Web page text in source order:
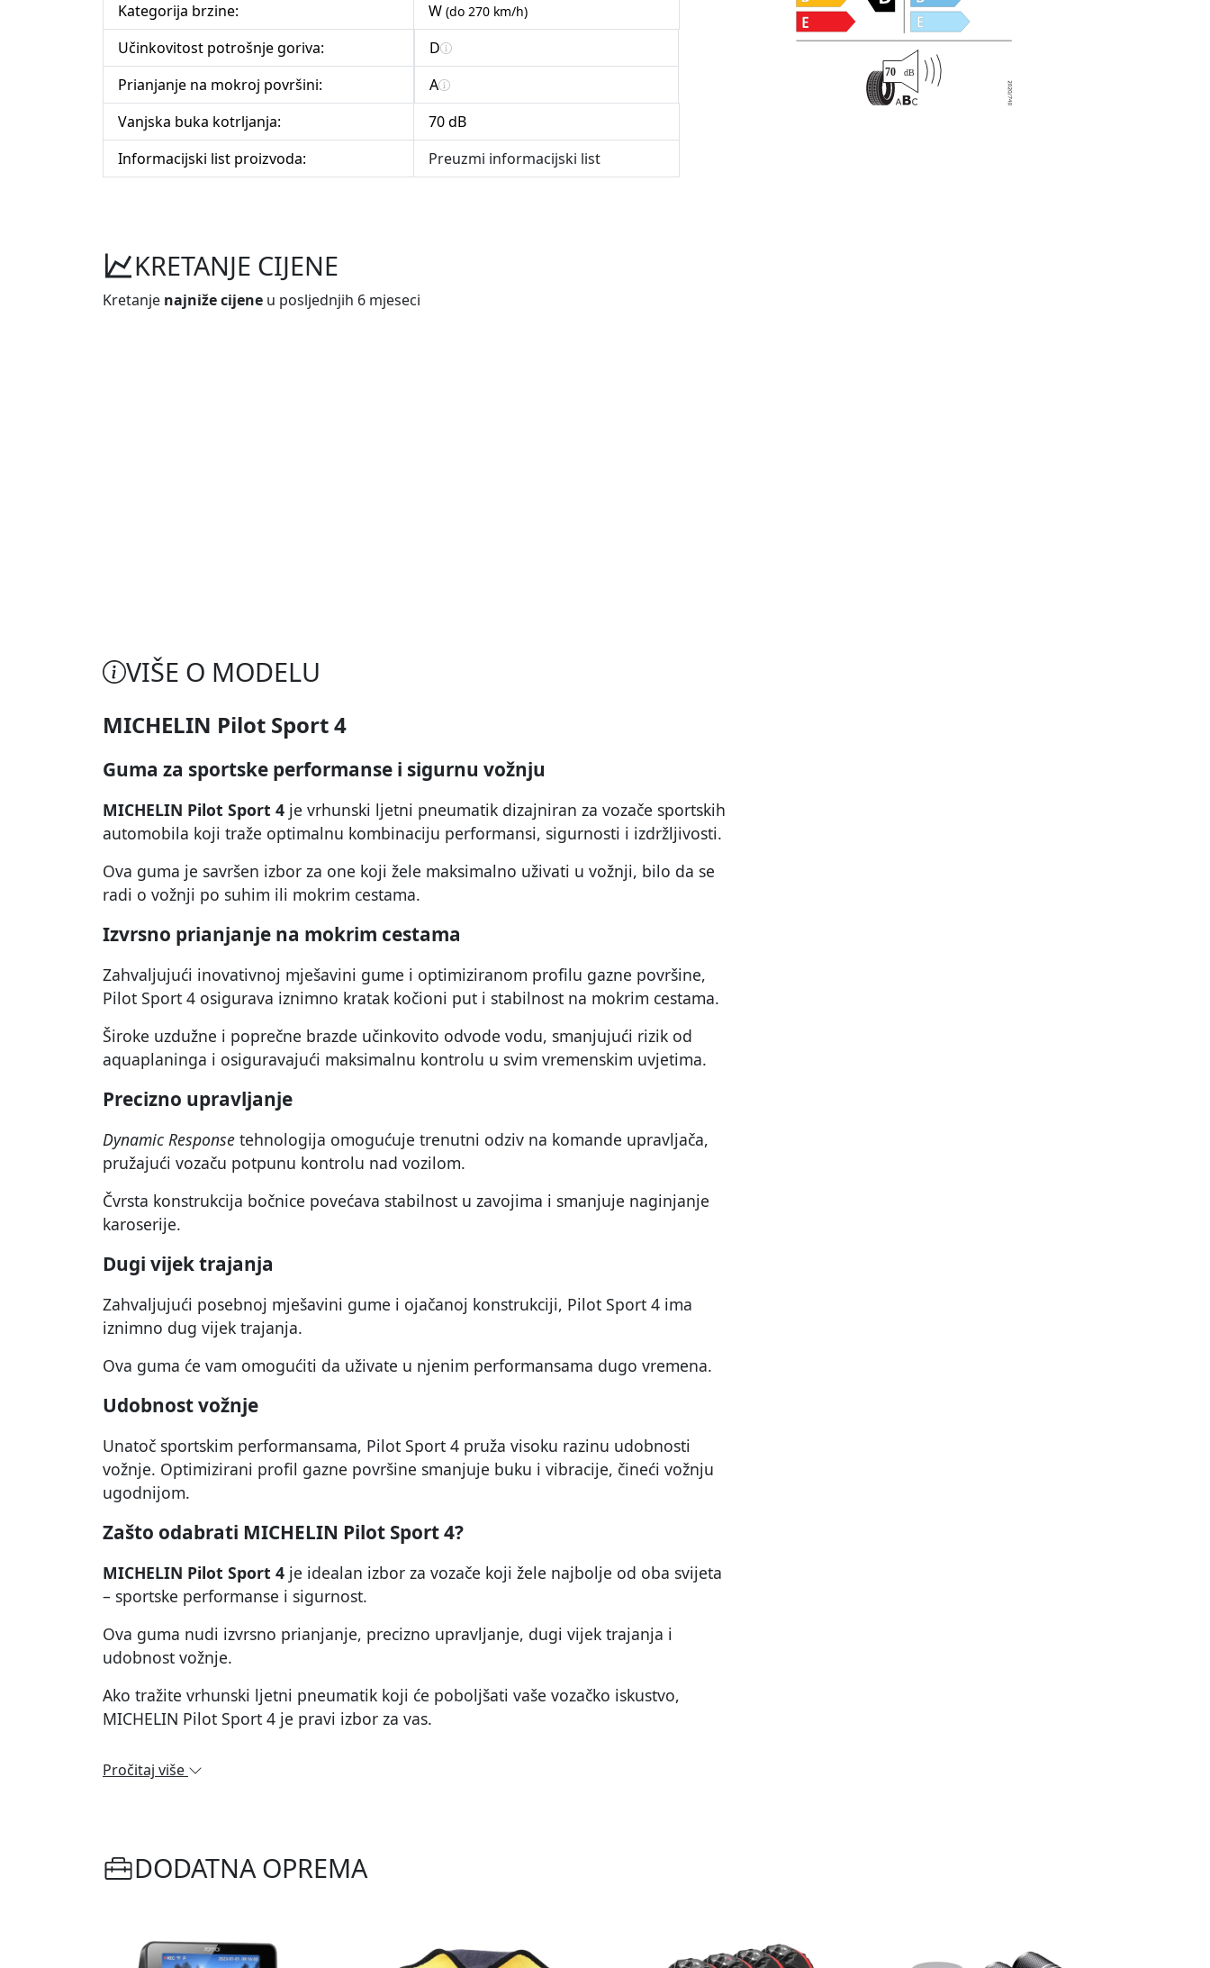
Kategorija brzine: W (do 270 km/h)
Učinkovitost potrošnje goriva:
D
Prianjanje na mokroj površini:
A
Vanjska buka kotrljanja:
70 dB
Informacijski list proizvoda:
Preuzmi informacijski list
KRETANJE CIJENE
Kretanje najniže cijene u posljednjih 6 mjeseci
VIŠE O MODELU
MICHELIN Pilot Sport 4
Guma za sportske performanse i sigurnu vožnju
MICHELIN Pilot Sport 4 je vrhunski ljetni pneumatik dizajniran za vozače sportskih
automobila koji traže optimalnu kombinaciju performansi, sigurnosti i izdržljivosti.
Ova guma je savršen izbor za one koji žele maksimalno uživati u vožnji, bilo da se
radi o vožnji po suhim ili mokrim cestama.
Izvrsno prianjanje na mokrim cestama
Zahvaljujući inovativnoj mješavini gume i optimiziranom profilu gazne površine,
Pilot Sport 4 osigurava iznimno kratak kočioni put i stabilnost na mokrim cestama.
Široke uzdužne i poprečne brazde učinkovito odvode vodu, smanjujući rizik od
aquaplaninga i osiguravajući maksimalnu kontrolu u svim vremenskim uvjetima.
Precizno upravljanje
Dynamic Response tehnologija omogućuje trenutni odziv na komande upravljača,
pružajući vozaču potpunu kontrolu nad vozilom.
Čvrsta konstrukcija bočnice povećava stabilnost u zavojima i smanjuje naginjanje
karoserije.
Dugi vijek trajanja
Zahvaljujući posebnoj mješavini gume i ojačanoj konstrukciji, Pilot Sport 4 ima
iznimno dug vijek trajanja.
Ova guma će vam omogućiti da uživate u njenim performansama dugo vremena.
Udobnost vožnje
Unatoč sportskim performansama, Pilot Sport 4 pruža visoku razinu udobnosti
vožnje. Optimizirani profil gazne površine smanjuje buku i vibracije, čineći vožnju
ugodnijom.
Zašto odabrati MICHELIN Pilot Sport 4?
MICHELIN Pilot Sport 4 je idealan izbor za vozače koji žele najbolje od oba svijeta
– sportske performanse i sigurnost.
Ova guma nudi izvrsno prianjanje, precizno upravljanje, dugi vijek trajanja i
udobnost vožnje.
Ako tražite vrhunski ljetni pneumatik koji će poboljšati vaše vozačko iskustvo,
MICHELIN Pilot Sport 4 je pravi izbor za vas.
Pročitaj više
DODATNA OPREMA